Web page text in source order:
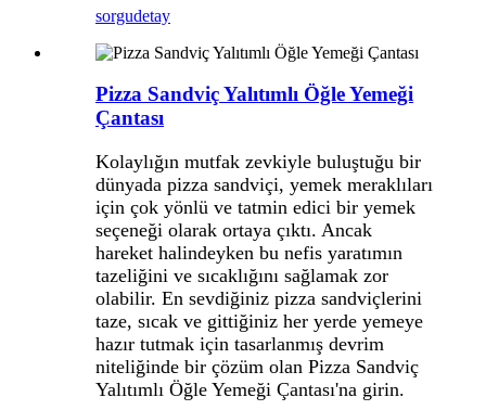
sorgudetay
Pizza Sandviç Yalıtımlı Öğle Yemeği
Çantası
Kolaylığın mutfak zevkiyle buluştuğu bir
dünyada pizza sandviçi, yemek meraklıları
için çok yönlü ve tatmin edici bir yemek
seçeneği olarak ortaya çıktı. Ancak
hareket halindeyken bu nefis yaratımın
tazeliğini ve sıcaklığını sağlamak zor
olabilir. En sevdiğiniz pizza sandviçlerini
taze, sıcak ve gittiğiniz her yerde yemeye
hazır tutmak için tasarlanmış devrim
niteliğinde bir çözüm olan Pizza Sandviç
Yalıtımlı Öğle Yemeği Çantası'na girin.